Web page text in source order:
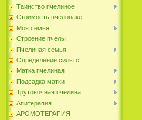
Таинство пчелиное
Стоимость пчелопаке...
Моя семья
Строение пчелы
Пчелиная семья
Определение силы с...
Матка пчелиная
Подсадка матки
Трутовочная пчелина...
Апитерапия
АРОМОТЕРАПИЯ